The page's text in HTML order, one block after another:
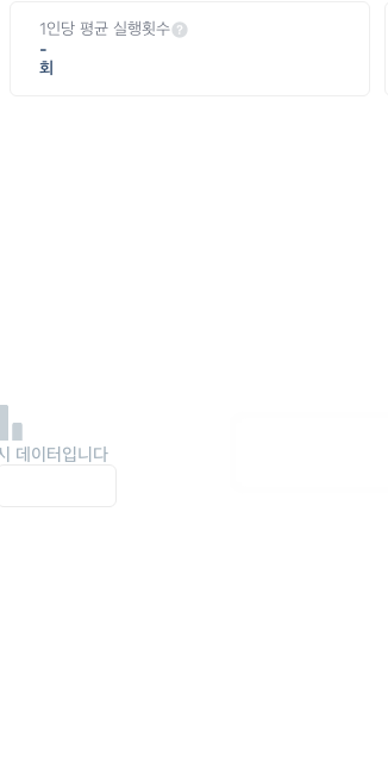
1인당 평균 실행횟수
-
회
데이터입니다